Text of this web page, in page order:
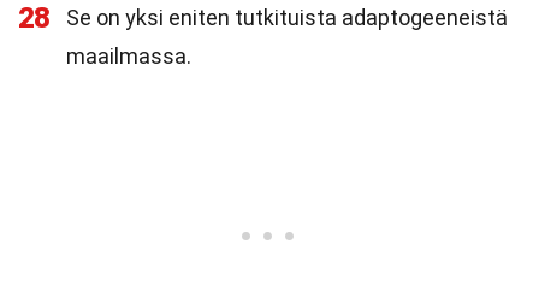
28
Se on yksi eniten tutkituista adaptogeeneistä
maailmassa.